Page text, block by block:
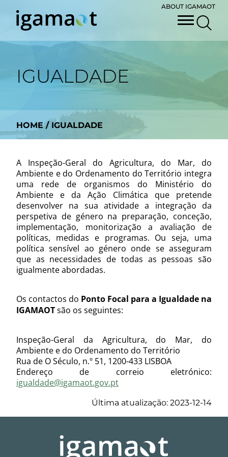
ABOUT IGAMAOT
IGUALDADE
HOME / IGUALDADE
A Inspeção-Geral do Agricultura, do Mar, do
Ambiente e do Ordenamento do Território integra
uma rede de organismos do Ministério do
Ambiente e da Ação Climática que pretende
desenvolver na sua atividade a integração da
perspetiva de género na preparação, conceção,
implementação, monitorização a avaliação de
políticas, medidas e programas. Ou seja, uma
política sensível ao género onde se asseguram
que as necessidades de todas as pessoas são
igualmente abordadas.
Os contactos do Ponto Focal para a Igualdade na
IGAMAOTsão os seguintes:
Inspeção-Geral da Agricultura, do Mar, do
Ambiente e do Ordenamento do Território
Rua de O Século, n.º 51, 1200-433 LISBOA
Endereço de correio eletrónico:
igualdade@igamaot.gov.pt
Última atualização: 2023-12-14